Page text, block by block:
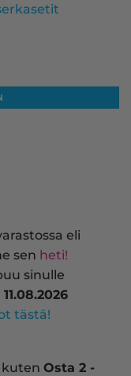
– tarvike, premium
eli
sen heti!
sinulle
11.08.2026
tästä!
kuten Osta 2 -